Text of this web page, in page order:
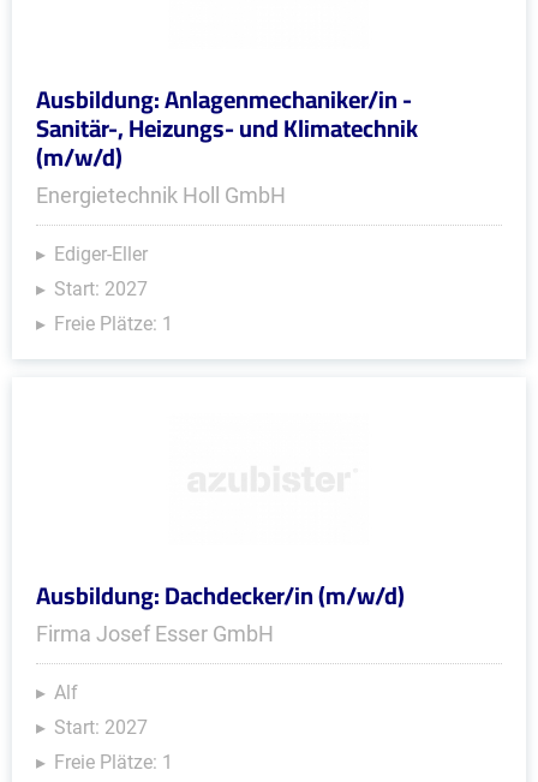
Ausbildung: Anlagenmechaniker/in -
Sanitär-, Heizungs- und Klimatechnik
(m/w/d)
Energietechnik Holl GmbH
Ediger-Eller
Start: 2027
Freie Plätze: 1
Ausbildung: Dachdecker/in (m/w/d)
Firma Josef Esser GmbH
Alf
Start: 2027
Freie Plätze: 1